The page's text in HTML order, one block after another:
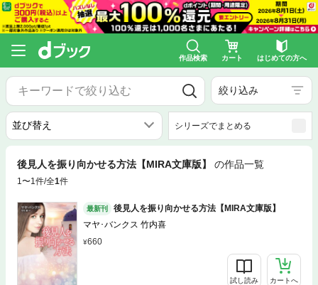
作品検索 カート はじめての方へ
絞り込み
シリーズでまとめる
後見人を振り向かせる方法【MIRA文庫版】 の作品一覧
1〜1件/全1件
最新刊
後見人を振り向かせる方法【MIRA文庫版】
マヤ･バンクス 竹内喜
660
試し読み カートへ